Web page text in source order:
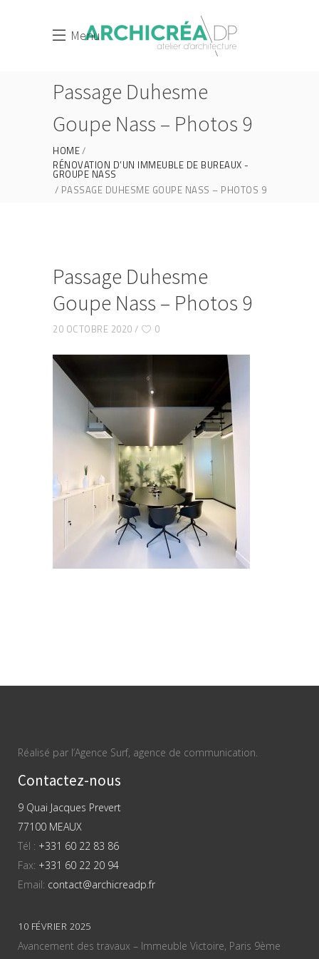
Menu
Passage Duhesme
Goupe Nass – Photos 9
HOME
RÉNOVATION D’UN IMMEUBLE DE BUREAUX -
GROUPE NASS
PASSAGE DUHESME GOUPE NASS – PHOTOS 9
Passage Duhesme
Goupe Nass – Photos 9
20 OCTOBRE 2020 0
Réalisé par l’Agence Surf, agence de communication.
Contactez-nous
9 Quai Jacques Prevert
77100 MEAUX
Tél : +331 60 22 83 86
Fax: +331 60 22 20 94
Email: contact@archicreadp.fr
10 FÉVRIER 2025
Avancement des travaux – Immeuble Victoire, Paris 9ème